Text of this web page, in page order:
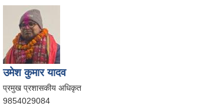
उमेश कुमार यादव
प्रमुख प्रशासकीय अधिकृत
9854029084